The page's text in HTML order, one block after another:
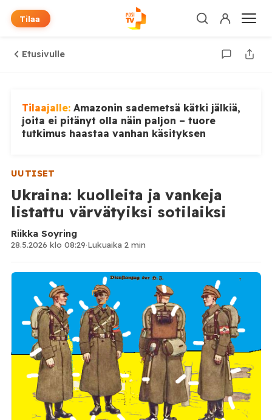
Tilaa
Etusivulle
Tilaajalle: Amazonin sademetsä kätki jälkiä,
joita ei pitänyt olla näin paljon – tuore
tutkimus haastaa vanhan käsityksen
UUTISET
Ukraina: kuolleita ja vankeja
listattu värvätyiksi sotilaiksi
Riikka Soyring
28.5.2026 klo 08:29·Lukuaika 2 min